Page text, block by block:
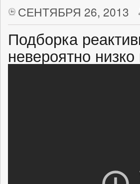
СЕНТЯБРЯ 26, 2013
Подборка
невероятно